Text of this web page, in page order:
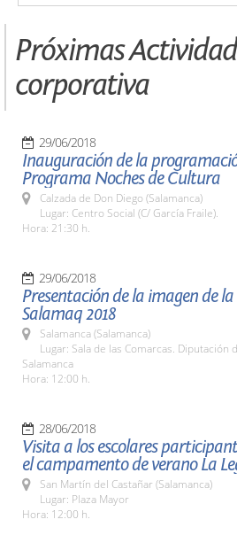
Próximas
corporativa
29/06/2018
Inauguración de la
Programa Noches de Cultura
Calzada de Don Diego (Salamanca)
Lugar: Centro Social (C/ García Fraile).
Hora: 21:30 h.
29/06/2018
Presentación de la imagen de
Salamaq 2018
Salamanca (Salamanca)
Lugar: Sala de las Comarcas. Diputación
Salamanca
Hora: 12:00 h.
28/06/2018
Visita a los escolares
el campamento de verano La
San Martín del Castañar (Salamanca)
Lugar: Plaza Mayor
Hora: 12:00 h.